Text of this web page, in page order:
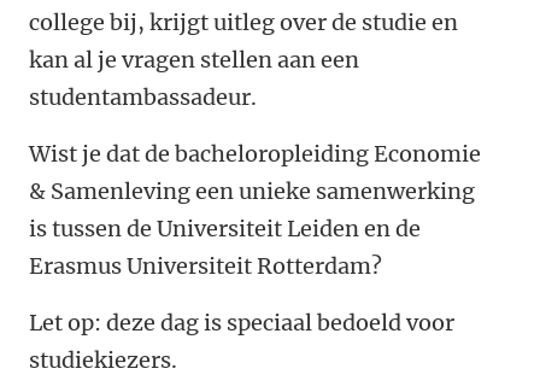
college bij, krijgt uitleg over de studie en
kan al je vragen stellen aan een
studentambassadeur.
Wist je dat de bacheloropleiding Economie
& Samenleving een unieke samenwerking
is tussen de Universiteit Leiden en de
Erasmus Universiteit Rotterdam?
Let op: deze dag is speciaal bedoeld voor
studiekiezers.